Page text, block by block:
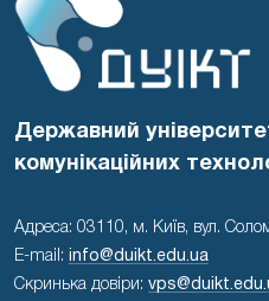
Державний
комунікаційних
Адреса: 03110, м. Київ, вул.
E-mail:
info@duikt.edu.ua
Скринька довіри: